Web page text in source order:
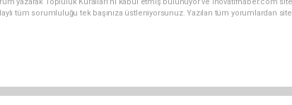
yazarak Topluluk Kuralları’nı kabul etmiş bulunuyor ve inovatifhaber.com
tüm sorumluluğu tek başınıza üstleniyorsunuz. Yazılan tüm yorumlardan